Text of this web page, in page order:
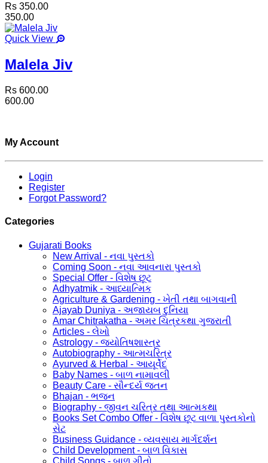
Rs 350.00
350.00
Quick View
Malela Jiv
Rs 600.00
600.00
My Account
Login
Register
Forgot Password?
Categories
Gujarati Books
New Arrival - નવા પુસ્તકો
Coming Soon - નવા આવનારા પુસ્તકો
Special Offer - વિશેષ છૂટ
Adhyatmik - આધ્યાત્મિક
Agriculture & Gardening - ખેતી તથા બાગવાની
Ajayab Duniya - અજાયબ દુનિયા
Amar Chitrakatha - અમર ચિત્રકથા ગુજરાતી
Articles - લેખો
Astrology - જ્યોતિષશાસ્ત્ર
Autobiography - આત્મચરિત્ર
Ayurved & Herbal - આયૂર્વેદ
Baby Names - બાળ નામાવલી
Beauty Care - સૌન્દર્ય જતન
Bhajan - ભજન
Biography - જીવન ચરિત્ર તથા આત્મકથા
Books Set Combo Offer - વિશેષ છૂટ વાળા પુસ્તકોનો
સેટ
Business Guidance - વ્યવસાય માર્ગદર્શન
Child Development - બાળ વિકાસ
Child Songs - બાળ ગીતો